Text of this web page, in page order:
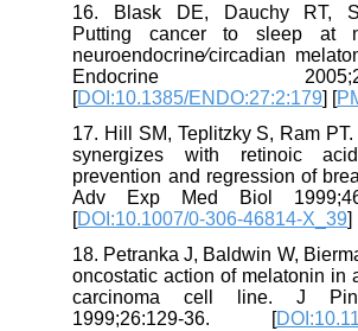
16. Blask DE, Dauchy RT,
Putting cancer to sleep at
neuroendocrine⁄circadian
Endocrine
[DOI:10.1385/ENDO:27:2:179] [
17. Hill SM, Teplitzky S, Ram
synergizes with retinoic
prevention and regression of
Adv Exp Med Biol
[DOI:10.1007/0-306-46814-
18. Petranka J, Baldwin W,
oncostatic action of melatonin
carcinoma cell line. J
1999;26:129-36. [